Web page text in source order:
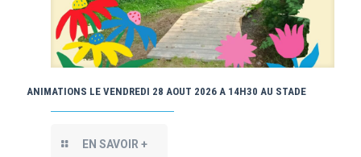
ANIMATIONS LE VENDREDI 28 AOUT 2026 A 14H30 AU STADE
EN SAVOIR +